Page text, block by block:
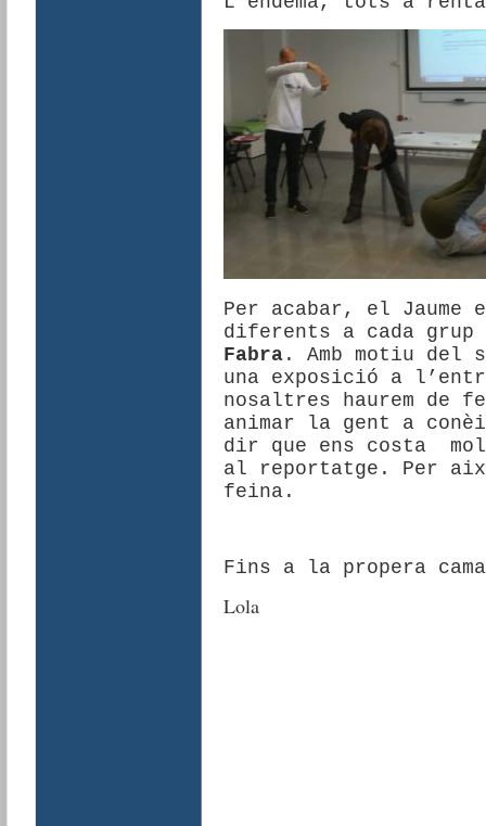
Per acabar, el Jaume
diferents a cada
Fabra. Amb motiu del
una exposició a
nosaltres haurem de
animar la gent a
dir que ens costa
al reportatge. Per
feina.
Fins a la propera
Lola